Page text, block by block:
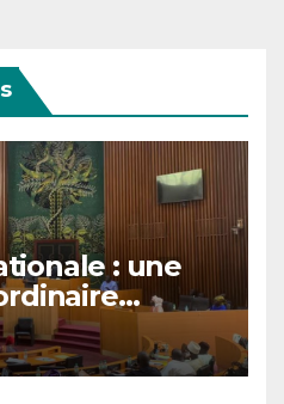
: une
août avec
du jour.